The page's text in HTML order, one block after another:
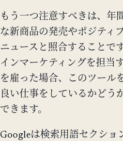
もう一つ注意すべきは、年
な新商品の発売やポジティ
ニュースと照合することで
インマーケティングを担当
を雇った場合、このツール
良い仕事をしているかどう
できます。
Googleは検索用語セクショ